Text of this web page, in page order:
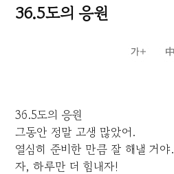
36.5도의 응원
36.5도의 응원
그동안 정말 고생 많았어.
열심히 준비한 만큼 잘 해낼 거야.
자, 하루만 더 힘내자!